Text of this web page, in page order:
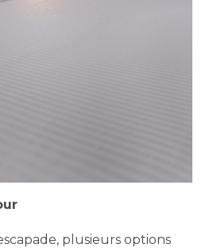
plusieurs options